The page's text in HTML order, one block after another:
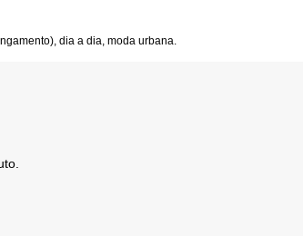
dia a dia, moda urbana.